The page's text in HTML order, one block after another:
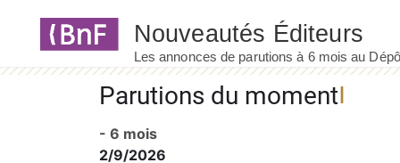
Parutions du moment
- 6 mois
2/9/2026